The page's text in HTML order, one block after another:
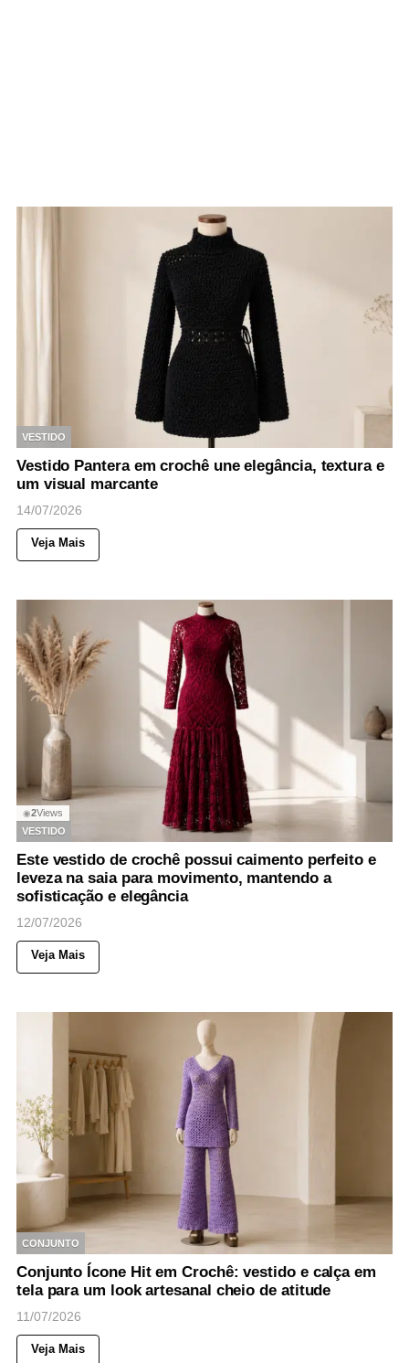
VESTIDO
Vestido Pantera em crochê une elegância, textura e
um visual marcante
14/07/2026
Veja Mais
◉2Views
VESTIDO
Este vestido de crochê possui caimento perfeito e
leveza na saia para movimento, mantendo a
sofisticação e elegância
12/07/2026
Veja Mais
CONJUNTO
Conjunto Ícone Hit em Crochê: vestido e calça em
tela para um look artesanal cheio de atitude
11/07/2026
Veja Mais